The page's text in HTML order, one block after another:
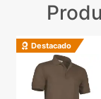
Destacado